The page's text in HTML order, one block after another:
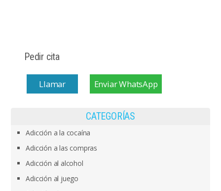
Pedir cita
Llamar Enviar WhatsApp
CATEGORÍAS
Adicción a la cocaína
Adicción a las compras
Adicción al alcohol
Adicción al juego